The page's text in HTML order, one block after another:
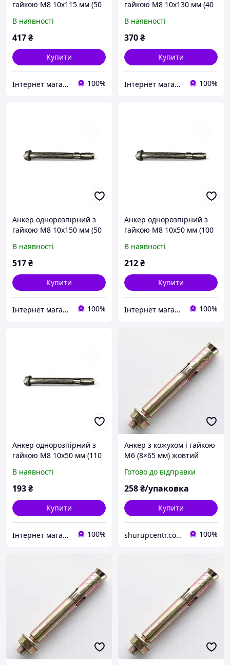
гайкою М8 10х115 мм (50
В наявності
417₴
Купити
Інтернет магазин stroymag.dp.ua 100%
гайкою М8 10х130 мм (40
В наявності
370₴
Купити
Інтернет магазин stroymag.dp.ua 100%
Анкер однорозпірний з
гайкою М8 10х150 мм (50
В наявності
517₴
Купити
Інтернет магазин stroymag.dp.ua 100%
Анкер однорозпірний з
гайкою М8 10х50 мм (100
В наявності
212₴
Купити
Інтернет магазин stroymag.dp.ua 100%
Анкер однорозпірний з
гайкою М8 10х50 мм (110
В наявності
193₴
Купити
Інтернет магазин stroymag.dp.ua 100%
Анкер з кожухом і гайкою
М6 (8×65 мм) жовтий
Готово до відправки
258₴/упаковка
Купити
shurupcentr.com.ua 100%